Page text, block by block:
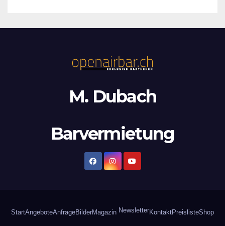
M. Dubach
Barvermietung
StartAngeboteAnfrageBilderMagazin NewsletterKontaktPreislisteShop